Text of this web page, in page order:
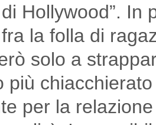
Hollywood”. In
la folla di
solo a
più
per la